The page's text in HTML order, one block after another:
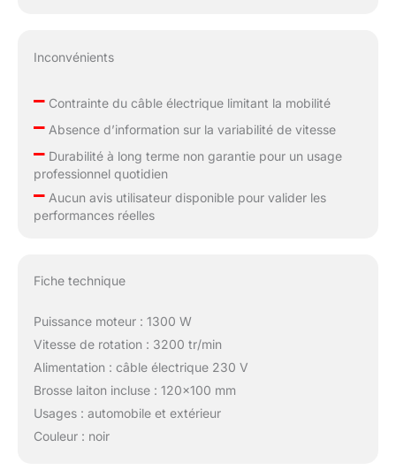
Inconvénients
–Contrainte du câble électrique limitant la mobilité
–Absence d’information sur la variabilité de vitesse
–Durabilité à long terme non garantie pour un usage
professionnel quotidien
–Aucun avis utilisateur disponible pour valider les
performances réelles
Fiche technique
Puissance moteur : 1300 W
Vitesse de rotation : 3200 tr/min
Alimentation : câble électrique 230 V
Brosse laiton incluse : 120×100 mm
Usages : automobile et extérieur
Couleur : noir